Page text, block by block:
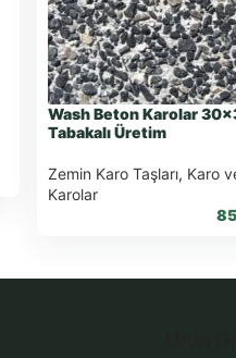
Wash Beton Karolar
Tabakalı Üretim
Zemin Karo Taşları, Karo
Karolar